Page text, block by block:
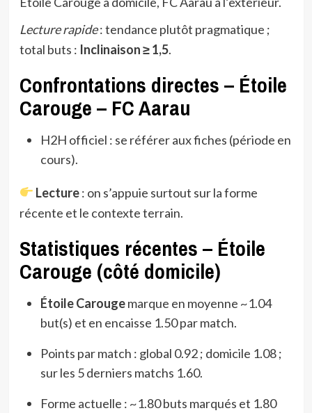
Lecture rapide: tendance plutôt pragmatique ;
total buts : Inclinaison ≥ 1,5.
Confrontations directes – Étoile
Carouge – FC Aarau
H2H officiel : se référer aux fiches (période en
cours).
Lecture: on s’appuie surtout sur la forme
récente et le contexte terrain.
Statistiques récentes – Étoile
Carouge (côté domicile)
Étoile Carougemarque en moyenne ~1.04
but(s) et en encaisse 1.50 par match.
Points par match : global 0.92 ; domicile 1.08 ;
sur les 5 derniers matchs 1.60.
Forme actuelle : ~1.80 buts marqués et 1.80